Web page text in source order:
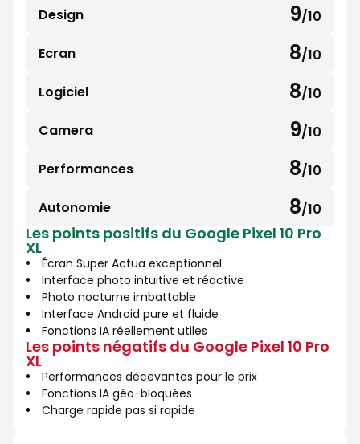
Design
9/10
9
sur
Ecran 8/10
8
sur
Logiciel 8/10
8
sur
Camera 9/10
9
sur
Performances 8/10
8
sur
Autonomie 8/10
8
sur
10
Les points positifs du Google Pixel 10 Pro
XL
Écran Super Actua exceptionnel
Interface photo intuitive et réactive
Photo nocturne imbattable
Interface Android pure et fluide
Fonctions IA réellement utiles
Les points négatifs du Google Pixel 10 Pro
XL
Performances décevantes pour le prix
Fonctions IA géo-bloquées
Charge rapide pas si rapide